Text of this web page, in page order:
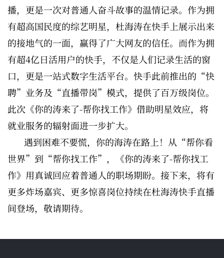
播，更是一次对普通人奋斗故事的温情记录。作为拥
有超高国民度的综艺明星，杜海涛在快手上展示出来
的接地气的一面，赢得了广大网友的信任。而作为拥
有超4亿日活用户的快手，不仅是人们记录生活的窗
口，更是一站式数字生活平台。快手此前推出的“快
聘”业务及“直播带岗”模式，提供了百万级岗位。
此次《你的涛来了-帮你找工作》借助明星效应，将
就业服务的辐射面进一步扩大。
遇到困难不要慌，你的海涛在路上！从“帮你看
世界”到“帮你找工作”，《你的涛来了-帮你找工
作》用真诚回应着普通人的职场期盼。接下来，将有
更多炸场嘉宾、更多惊喜岗位持续在杜海涛快手直播
间登场，敬请期待。